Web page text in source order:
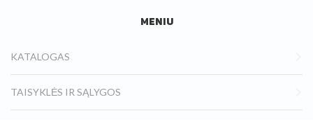
MENIU
KATALOGAS
TAISYKLĖS IR SĄLYGOS